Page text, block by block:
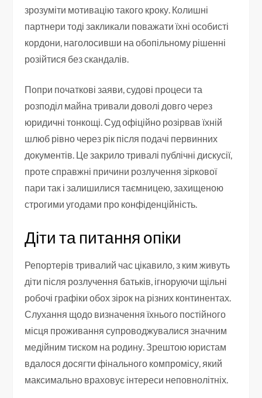
зрозуміти мотивацію такого кроку. Колишні
партнери тоді закликали поважати їхні особисті
кордони, наголосивши на обопільному рішенні
розійтися без скандалів.
Попри початкові заяви, судові процеси та
розподіл майна тривали доволі довго через
юридичні тонкощі. Суд офіційно розірвав їхній
шлюб рівно через рік після подачі первинних
документів. Це закрило тривалі публічні дискусії,
проте справжні причини розлучення зіркової
пари так і залишилися таємницею, захищеною
строгими угодами про конфіденційність.
Діти та питання опіки
Репортерів тривалий час цікавило, з ким живуть
діти після розлучення батьків, ігноруючи щільні
робочі графіки обох зірок на різних континентах.
Слухання щодо визначення їхнього постійного
місця проживання супроводжувалися значним
медійним тиском на родину. Зрештою юристам
вдалося досягти фінального компромісу, який
максимально враховує інтереси неповнолітніх.